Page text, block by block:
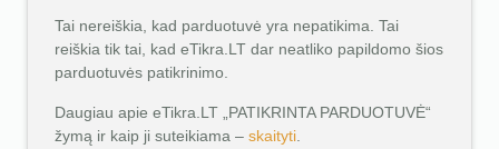
Tai nereiškia, kad parduotuvė yra nepatikima. Tai
reiškia tik tai, kad eTikra.LT dar neatliko papildomo šios
parduotuvės patikrinimo.
Daugiau apie eTikra.LT „PATIKRINTA PARDUOTUVĖ“
žymą ir kaip ji suteikiama – skaityti